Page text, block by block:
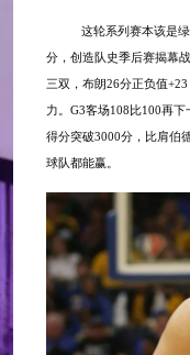
这轮系列赛本该是
分，创造队史季后赛揭幕
三双，布朗26分正负值
力。G3客场108比100再
得分突破3000分，比肩伯
球队都能赢。